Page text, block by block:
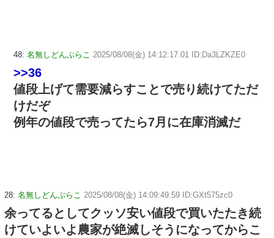
48: 名無しどんぶらこ 2025/08/08(金) 14:12:17.01 ID:Da3LZKZE0
>>36
値段上げて需要減らすことで売り続けてただ
けだぞ
例年の値段で売ってたら7月に在庫消滅だ
28: 名無しどんぶらこ 2025/08/08(金) 14:09:49.59 ID:GXt575zc0
余ってるとしてクッソ安い値段で買いたたき続
けていよいよ農家が絶滅しそうになってからこ